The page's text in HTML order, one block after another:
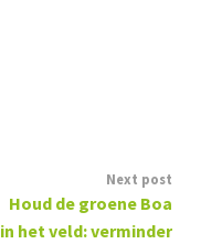
Next post
Houd de groene Boa
in het veld: verminder